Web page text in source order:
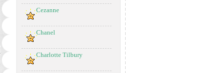
Cezanne
Chanel
Charlotte Tilbury